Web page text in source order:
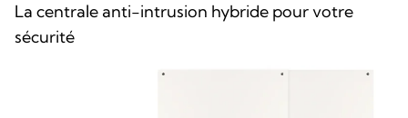
La centrale anti-intrusion hybride pour votre
sécurité